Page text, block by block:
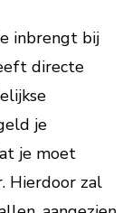
inbrengt bij
directe
je
je moet
Hierdoor zal